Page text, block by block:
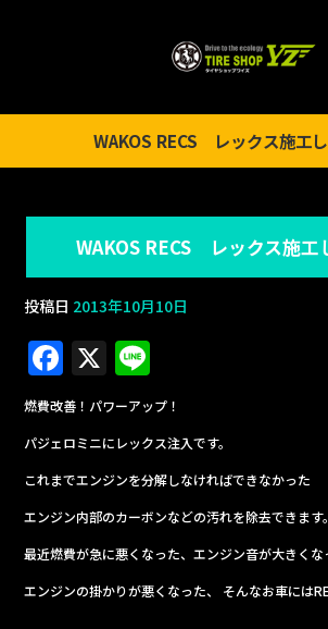
WAKOS RECS レックス施工し
WAKOS RECS レックス施工
投稿日 2013年10月10日
F
a
c
e
b
o
o
k
X
n
e
燃費改善！パワーアップ！
パジェロミニにレックス注入です。
これまでエンジンを分解しなければできなかった
エンジン内部のカーボンなどの汚れを除去できます。
最近燃費が急に悪くなった、エンジン音が大きくな
エンジンの掛かりが悪くなった、 そんなお車には